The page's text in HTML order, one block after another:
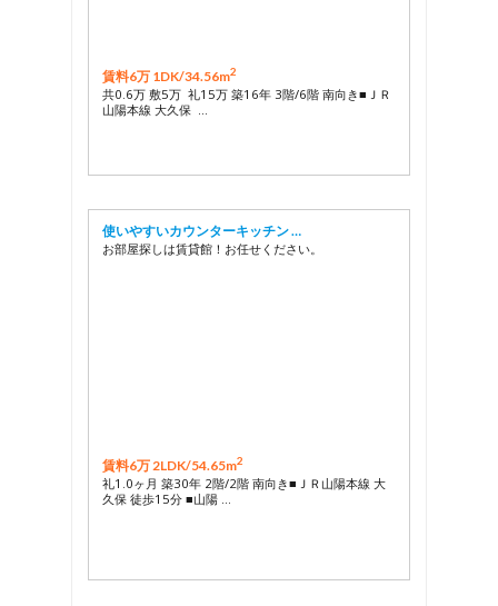
賃料6万 1DK/34.56m2
共0.6万 敷5万 礼15万 築16年 3階/6階 南向き■ＪＲ
山陽本線 大久保 …
使いやすいカウンターキッチン …
お部屋探しは賃貸館！お任せください。
賃料6万 2LDK/54.65m2
礼1.0ヶ月 築30年 2階/2階 南向き■ＪＲ山陽本線 大
久保 徒歩15分 ■山陽 …